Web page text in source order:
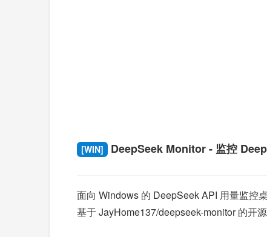
[WIN] DeepSeek Monitor - 监控
面向 Windows 的 DeepSeek API 用量监控
基于 JayHome137/deepseek-monitor 的开